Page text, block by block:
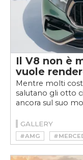
Il V8 non è
vuole
Mentre molti
salutano gli otto
ancora sul suo
GALLERY
#AMG